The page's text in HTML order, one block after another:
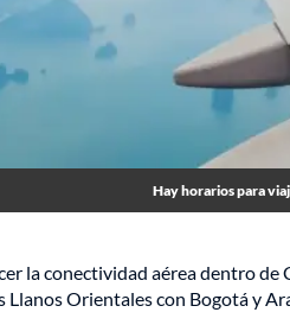
Hay horarios para
la conectividad aérea dentro
Llanos Orientales con Bogotá y